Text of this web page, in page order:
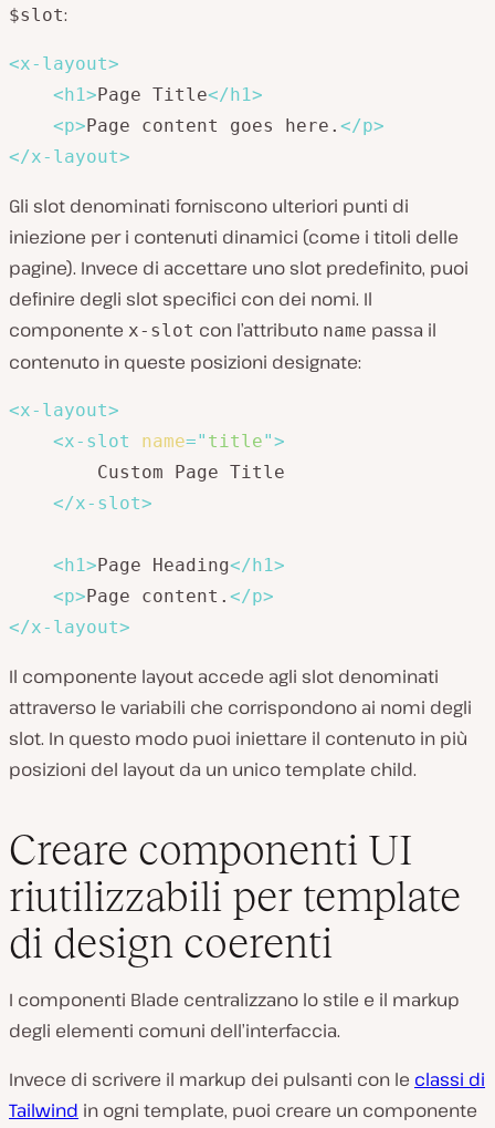
$slot:
<x-layout>
<h1 >Page Title</h1 >
<p>Page content goes here. </p>
</x-layout>
Gli slot denominati forniscono ulteriori punti di
iniezione per i contenuti dinamici (come i titoli delle
pagine). Invece di accettare uno slot predefinito, puoi
definire degli slot specifici con dei nomi. Il
componente x-slot con l’attributo name passa il
contenuto in queste posizioni designate:
<x-layout>
<x-slot name=" title">
        Custom Page Title
</x-slot>
<h1 >Page Heading</h1 >
<p>Page content. </p>
</x-layout>
Il componente layout accede agli slot denominati
attraverso le variabili che corrispondono ai nomi degli
slot. In questo modo puoi iniettare il contenuto in più
posizioni del layout da un unico template child.
Creare componenti UI
riutilizzabili per template
di design coerenti
I componenti Blade centralizzano lo stile e il markup
degli elementi comuni dell’interfaccia.
Invece di scrivere il markup dei pulsanti con le classi di
Tailwind in ogni template, puoi creare un componente